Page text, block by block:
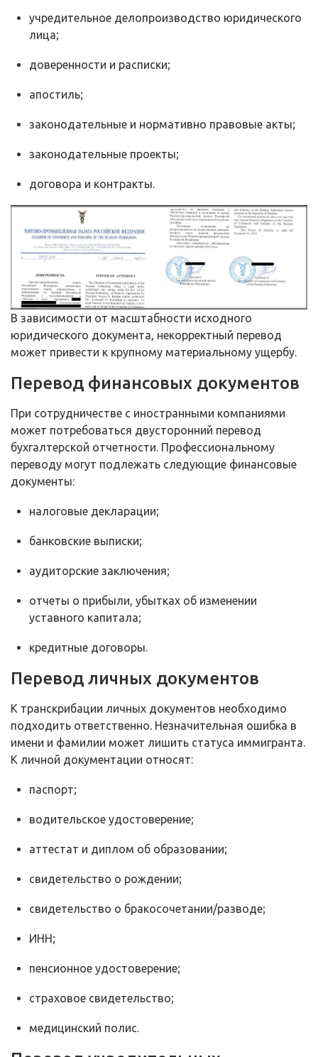
учредительное делопроизводство юридического
лица;
доверенности и расписки;
апостиль;
законодательные и нормативно правовые акты;
законодательные проекты;
договора и контракты.
В зависимости от масштабности исходного
юридического документа, некорректный перевод
может привести к крупному материальному ущербу.
Перевод финансовых документов
При сотрудничестве с иностранными компаниями
может потребоваться двусторонний перевод
бухгалтерской отчетности. Профессиональному
переводу могут подлежать следующие финансовые
документы:
налоговые декларации;
банковские выписки;
аудиторские заключения;
отчеты о прибыли, убытках об изменении
уставного капитала;
кредитные договоры.
Перевод личных документов
К транскрибации личных документов необходимо
подходить ответственно. Незначительная ошибка в
имени и фамилии может лишить статуса иммигранта.
К личной документации относят:
паспорт;
водительское удостоверение;
аттестат и диплом об образовании;
свидетельство о рождении;
свидетельство о бракосочетании/разводе;
ИНН;
пенсионное удостоверение;
страховое свидетельство;
медицинский полис.